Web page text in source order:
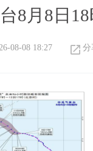
8月8日
08-08 18:27 分